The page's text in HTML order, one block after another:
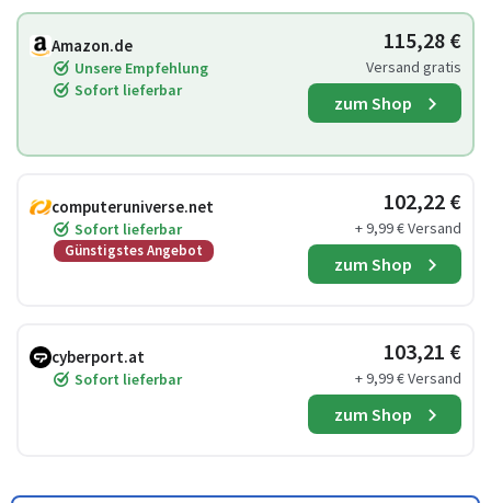
Amazon.de
Unsere Empfehlung
Sofort lieferbar
115,28 €
Versand gratis
zum Shop
computeruniverse.net
Sofort lieferbar
Günstigstes Angebot
102,22 €
+ 9,99 € Versand
zum Shop
cyberport.at
Sofort lieferbar
103,21 €
+ 9,99 € Versand
zum Shop